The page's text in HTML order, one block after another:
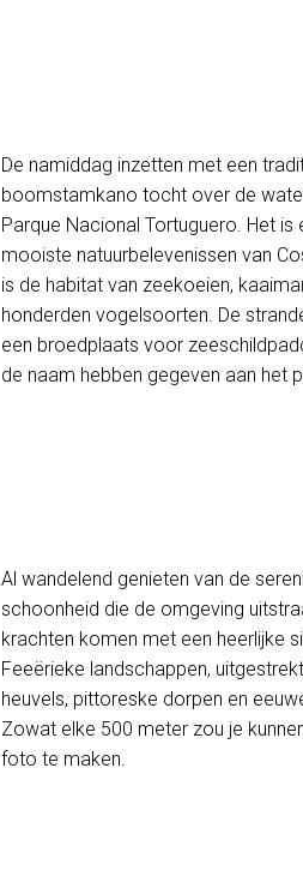
De namiddag inzetten met een
boomstamkano tocht over de
Parque Nacional Tortuguero. Het is
mooiste natuurbelevenissen van
is de habitat van zeekoeien,
honderden vogelsoorten. De
een broedplaats voor
de naam hebben gegeven aan het
Al wandelend genieten van de
schoonheid die de omgeving
krachten komen met een heerlijke
Feeërieke landschappen,
heuvels, pittoreske dorpen en
Zowat elke 500 meter zou je
foto te maken.